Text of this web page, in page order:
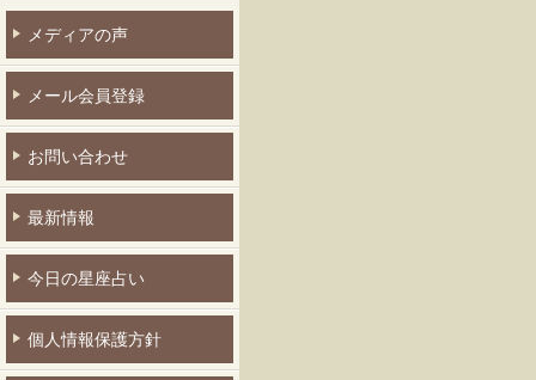
メディアの声
メール会員登録
お問い合わせ
最新情報
今日の星座占い
個人情報保護方針